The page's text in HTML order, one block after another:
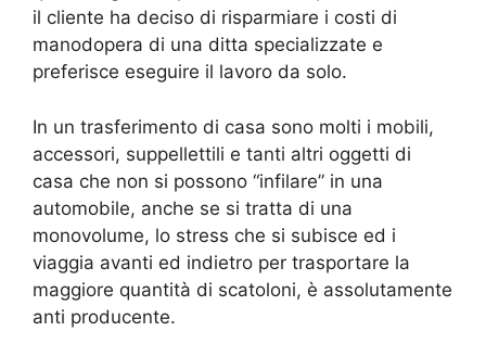
il cliente ha deciso di risparmiare i costi di
manodopera di una ditta specializzate e
preferisce eseguire il lavoro da solo.
In un trasferimento di casa sono molti i mobili,
accessori, suppellettili e tanti altri oggetti di
casa che non si possono “infilare” in una
automobile, anche se si tratta di una
monovolume, lo stress che si subisce ed i
viaggia avanti ed indietro per trasportare la
maggiore quantità di scatoloni, è assolutamente
anti producente.